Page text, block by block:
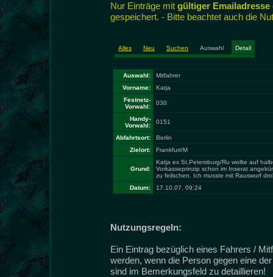
Nur Einträge mit gültiger Emailadresse
gespeichert. - Bitte beachtet auch die
Alles Neu Suchen Auswahl Detail
Auswahl:
Mitfahrer
Vorname:
Katja
Festnetz-
Vorwahl:
030
Handy-
Vorwahl:
0151
Abfahrtsort:
Berlin
Zielort:
Frankfurt/M
Grund:
Katja ex St.Petersburg/Ru wollte auf
Vorkasseprinzip schon im Inserat
zu feilschen. Ich musste mit Rauswurf
Datum:
17.10.07, 09:24
Nutzungsregeln:
Ein Eintrag bezüglich eines Fahrers /
werden, wenn die Person gegen eine
sind im Bemerkungsfeld zu detaillieren!